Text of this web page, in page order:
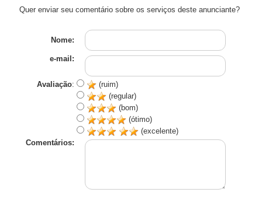
Quer enviar seu comentário sobre os serviços deste anunciante?
Nome:
e-mail:
Avaliação:
(ruim)
(regular)
(bom)
(ótimo)
(excelente)
Comentários: